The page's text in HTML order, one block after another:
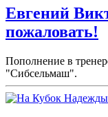
Евгений
пожаловать!
Пополнение в
"Сибсельмаш".